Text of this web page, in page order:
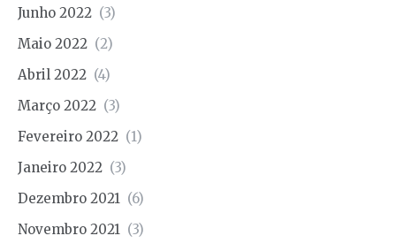
Junho 2022 (3)
Maio 2022 (2)
Abril 2022 (4)
Março 2022 (3)
Fevereiro 2022 (1)
Janeiro 2022 (3)
Dezembro 2021 (6)
Novembro 2021 (3)